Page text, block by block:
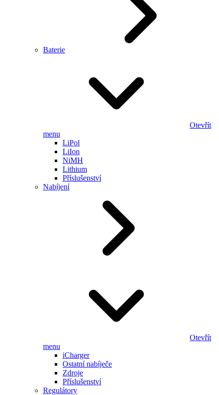
Baterie
Otevřít
menu
LiPol
LiIon
NiMH
Lithium
Příslušenství
Nabíjení
Otevřít
menu
iCharger
Ostatní nabíječe
Zdroje
Příslušenství
Regulátory